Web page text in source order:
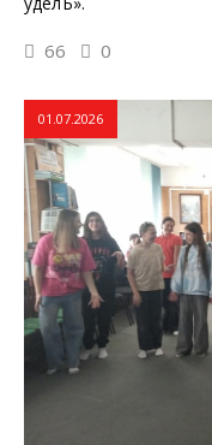
66 0
01.07.2026